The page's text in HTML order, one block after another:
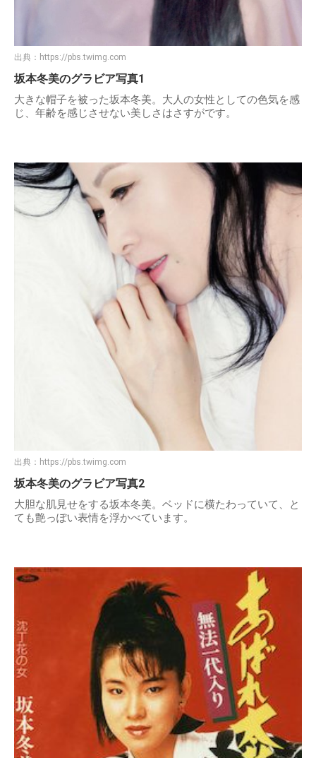
出典： https://pbs.twimg.com
坂本冬美のグラビア写真1
大きな帽子を被った坂本冬美。大人の女性としての色気を感
じ、年齢を感じさせない美しさはさすがです。
出典： https://pbs.twimg.com
坂本冬美のグラビア写真2
大胆な肌見せをする坂本冬美。ベッドに横たわっていて、と
ても艶っぽい表情を浮かべています。